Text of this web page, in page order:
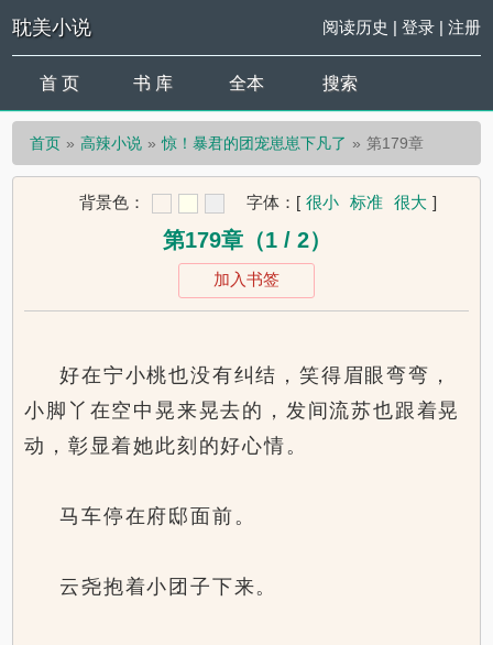
耽美小说 阅读历史 | 登录| 注册
首 页 书 库 全本 搜索
首页 高辣小说 惊！暴君的团宠崽崽下凡了 第179章
背景色： 字体： [ 很小 标准 很大 ]
第179章（1 / 2）
加入书签
好在宁小桃也没有纠结，笑得眉眼弯弯，
小脚丫在空中晃来晃去的，发间流苏也跟着晃
动，彰显着她此刻的好心情。
马车停在府邸面前。
云尧抱着小团子下来。